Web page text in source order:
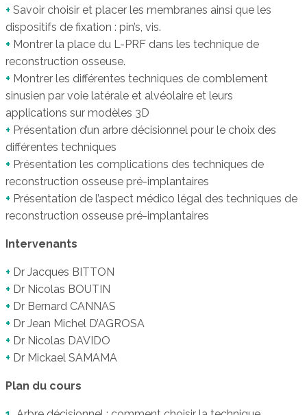
+ Savoir choisir et placer les membranes ainsi que les
dispositifs de fixation : pin’s, vis.
+ Montrer la place du L-PRF dans les technique de
reconstruction osseuse.
+ Montrer les différentes techniques de comblement
sinusien par voie latérale et alvéolaire et leurs
applications sur modèles 3D
+ Présentation d’un arbre décisionnel pour le choix des
différentes techniques
+ Présentation les complications des techniques de
reconstruction osseuse pré-implantaires
+ Présentation de l’aspect médico légal des techniques de
reconstruction osseuse pré-implantaires
Intervenants
+ Dr Jacques BITTON
+ Dr Nicolas BOUTIN
+ Dr Bernard CANNAS
+ Dr Jean Michel D’AGROSA
+ Dr Nicolas DAVIDO
+ Dr Mickael SAMAMA
Plan du cours